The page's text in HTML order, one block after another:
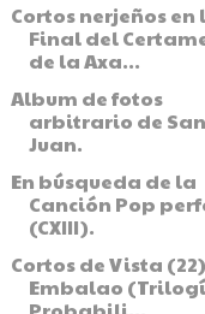
Cortos nerjeños en
Final del
de la Axa...
Album de fotos
arbitrario de San
Juan.
En búsqueda de la
Canción Pop
(CXIII).
Cortos de Vista
Embalao